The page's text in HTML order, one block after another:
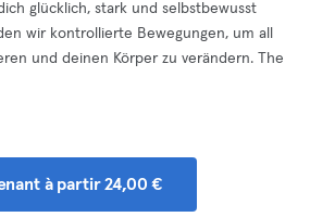
glücklich, stark und selbstbewusst
wir kontrollierte Bewegungen, um all
und deinen Körper zu verändern. The
à partir 24,00 €